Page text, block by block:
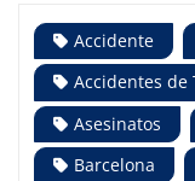
Accidente
Accidentes de
Asesinatos
Barcelona